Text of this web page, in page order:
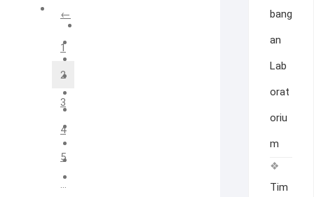
←
1
2
3
4
5
bang
an
Lab
orat
oriu
m
Tim